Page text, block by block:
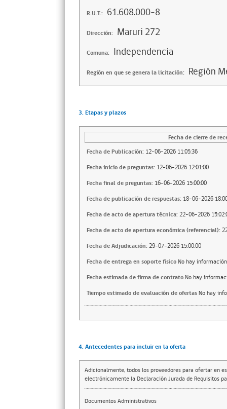
R.U.T.: 61.608.000-8
Dirección: Maruri 272
Comuna: Independencia
Región en que se genera la licitación: Región
3. Etapas y plazos
Fecha de cierre de
Fecha de Publicación: 12-06-2026 11:05:36
Fecha inicio de preguntas: 12-06-2026 12:01:00
Fecha final de preguntas: 16-06-2026 15:00:00
Fecha de publicación de respuestas: 18-06-2026
Fecha de acto de apertura técnica: 22-06-2026
Fecha de acto de apertura económica (referencial):
Fecha de Adjudicación: 29-07-2026 15:00:00
Fecha de entrega en soporte fisicoNo hay información
Fecha estimada de firma de contratoNo hay
Tiempo estimado de evaluación de ofertasNo hay
4. Antecedentes para incluir en la oferta
Adicionalmente, todos los proveedores para ofertar en
electrónicamente la Declaración Jurada de Requisitos
Documentos Administrativos